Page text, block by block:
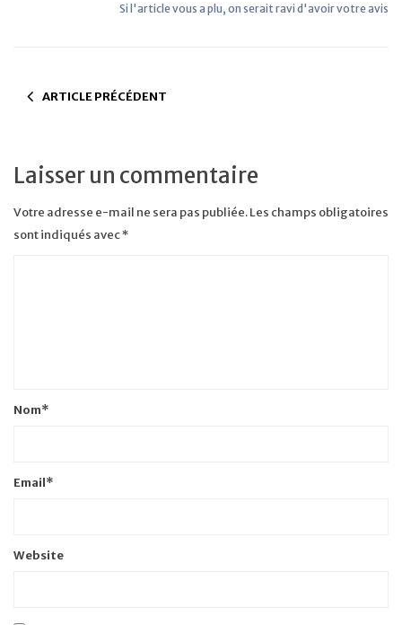
Si l'article vous a plu, on serait ravi d'avoir votre avis
ARTICLE PRÉCÉDENT
Laisser un commentaire
Votre adresse e-mail ne sera pas publiée.Les champs obligatoires
sont indiqués avec*
Nom*
Email*
Website